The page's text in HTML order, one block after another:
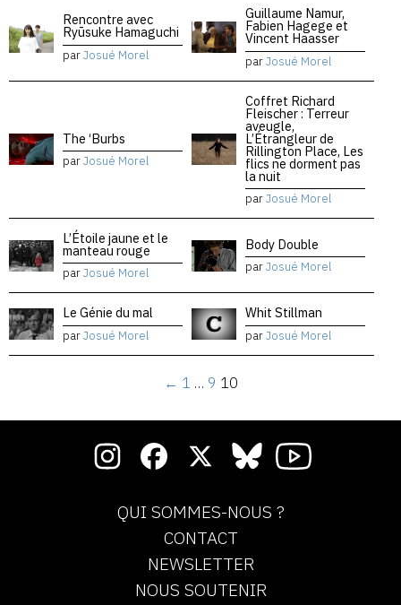
Rencontre avec
Ryūsuke Hamaguchi
parJosué Morel
Guillaume Namur,
Fabien Hagege et
Vincent Haasser
parJosué Morel
The ‘Burbs
parJosué Morel
Coffret Richard
Fleischer : Terreur
aveugle,
L’Étrangleur de
Rillington Place, Les
flics ne dorment pas
la nuit
parJosué Morel
L’Étoile jaune et le
manteau rouge
parJosué Morel
Body Double
parJosué Morel
Le Génie du mal
parJosué Morel
Whit Stillman
parJosué Morel
← 1 … 9 10
QUI SOMMES-NOUS ?
CONTACT
NEWSLETTER
NOUS SOUTENIR